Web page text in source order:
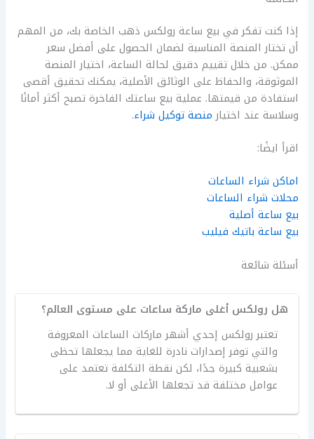
إذا كنت تفكر في بيع ساعة رولكس ذهب الخاصة بك، من المهم
أن تختار المنصة المناسبة لضمان الحصول على أفضل سعر
ممكن. من خلال تقييم دقيق لحالة الساعة، اختيار المنصة
الموثوقة، والحفاظ على الوثائق الأصلية، يمكنك تحقيق أقصى
استفادة من قيمتها. عملية بيع ساعتك الفاخرة تصبح أكثر أمانًا
وسلاسة عند اختيار منصة توكيل شراء.
اقرأ ايضًا:
اماكن شراء الساعات
محلات شراء الساعات
بيع ساعة أصلية
بيع ساعة باتيك فيليب
أسئلة شائعة
هل رولكس أغلى ماركة ساعات على مستوى العالم؟
تعتبر رولكس إحدي أشهر ماركات الساعات المعروفة
والتي توفر إصدارات نادرة للغاية مما يجعلها تحظى
بشعبية كبيرة جدًا، لكن نقطة التكلفة تعتمد على
عوامل مختلفة قد تجعلها الأغلى أو لا.